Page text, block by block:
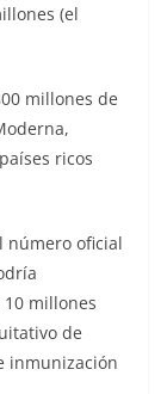
(el
millones de
ricos
número oficial
millones
de
inmunización